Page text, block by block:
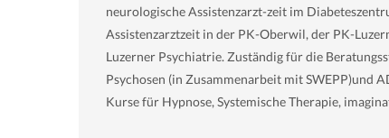
neurologische Assistenzarzt-zeit im
Assistenzarztzeit in der PK-Oberwil, der PK-
Luzerner Psychiatrie. Zuständig für die
Psychosen (in Zusammenarbeit mit SWEPP)und
Kurse für Hypnose, Systemische Therapie,